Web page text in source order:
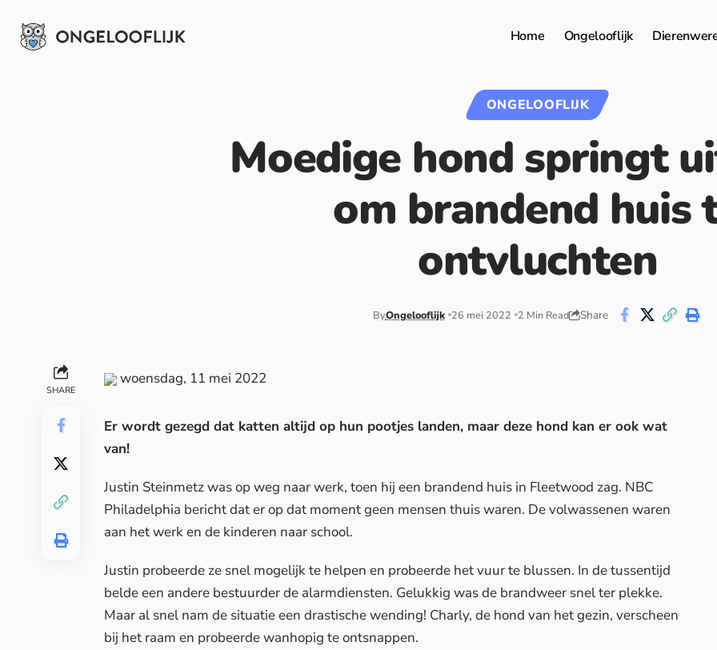
Home Ongelooflijk
ONGELOOFLIJK
Moedige hond springt
om brandend huis
ontvluchten
ByOngelooflijk 26 mei 2022 2 Min Read Share
SHARE
woensdag, 11 mei 2022
Er wordt gezegd dat katten altijd op hun pootjes landen, maar deze hond kan er ook wat
van!
Justin Steinmetz was op weg naar werk, toen hij een brandend huis in Fleetwood zag. NBC
Philadelphia bericht dat er op dat moment geen mensen thuis waren. De volwassenen waren
aan het werk en de kinderen naar school.
Justin probeerde ze snel mogelijk te helpen en probeerde het vuur te blussen. In de tussentijd
belde een andere bestuurder de alarmdiensten. Gelukkig was de brandweer snel ter plekke.
Maar al snel nam de situatie een drastische wending! Charly, de hond van het gezin, verscheen
bij het raam en probeerde wanhopig te ontsnappen.